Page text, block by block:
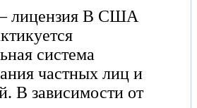
лицензия В США
система
частных лиц и
В зависимости от